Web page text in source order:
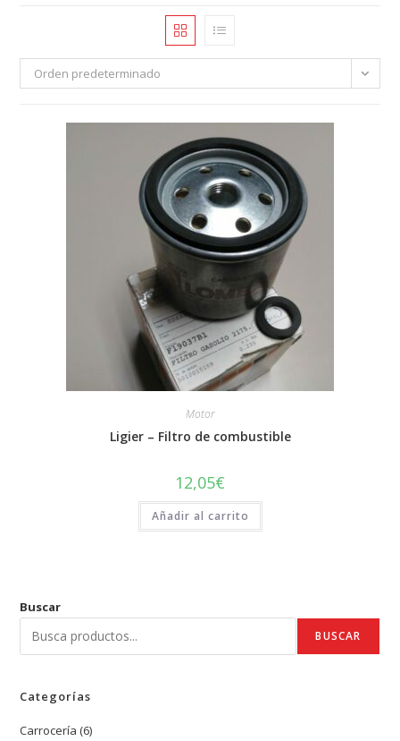
Orden predeterminado
Motor
Ligier – Filtro de combustible
12,05€
Añadir al carrito
Buscar
BUSCAR
Categorías
Carrocería 66